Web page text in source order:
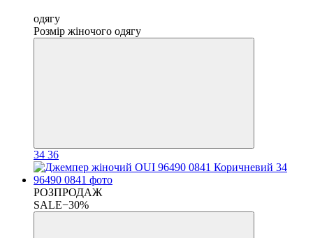
одягу
Розмір жіночого одягу
34 36
РОЗПРОДАЖ
SALE−30%